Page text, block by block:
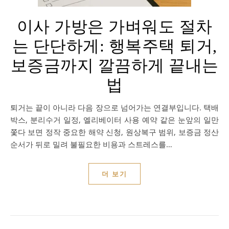
이사 가방은 가벼워도 절차
는 단단하게: 행복주택 퇴거,
보증금까지 깔끔하게 끝내는
법
퇴거는 끝이 아니라 다음 장으로 넘어가는 연결부입니다. 택배
박스, 분리수거 일정, 엘리베이터 사용 예약 같은 눈앞의 일만
쫓다 보면 정작 중요한 해약 신청, 원상복구 범위, 보증금 정산
순서가 뒤로 밀려 불필요한 비용과 스트레스를…
더 보기